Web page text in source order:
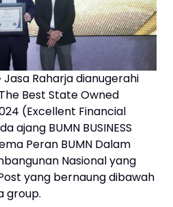
Jasa Raharja dianugerahi
Best State Owned
(Excellent Financial
ajang BUMN BUSINESS
Peran BUMN Dalam
Nasional yang
yang bernaung dibawah
group.